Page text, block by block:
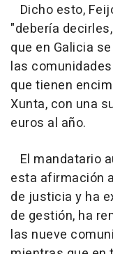
Dicho esto,
"debería
que en Galicia
las
que tienen
Xunta, con una
euros al año.
El mandatario
esta afirmación
de justicia y ha
de gestión, ha
las nueve